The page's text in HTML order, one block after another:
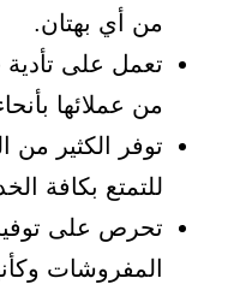
من أي بهتان.
تعمل على تأدية
من عملائها
توفر الكثير من
للتمتع بكافة
تحرص على
المفروشات